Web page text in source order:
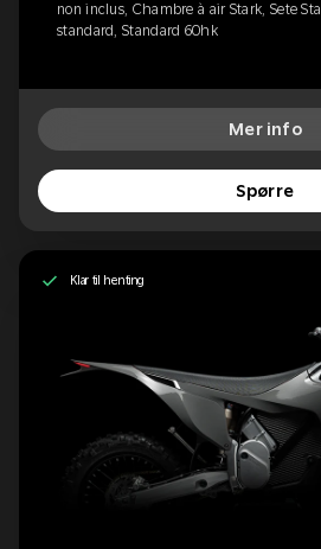
non inclus, Chambre à air Stark, Sete
standard, Standard 60hk
Mer info
Spørre
Klar til henting